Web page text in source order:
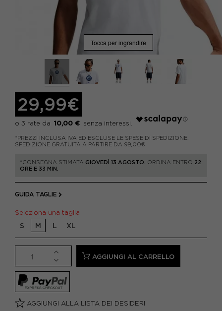
Tocca per ingrandire
29,99€
10,00 €
*PREZZI INCLUSA IVA ED ESCLUSE LE SPESE DI SPEDIZIONE.
SPEDIZIONE GRATUITA A PARTIRE DA 99,00€
*CONSEGNA STIMATA GIOVEDÌ 13 AGOSTO. ORDINA ENTRO 22
ORE E 33 MIN.
GUIDA TAGLIE
Seleziona una taglia
S M L XL
AGGIUNGI AL CARRELLO
AGGIUNGI ALLA LISTA DEI DESIDERI